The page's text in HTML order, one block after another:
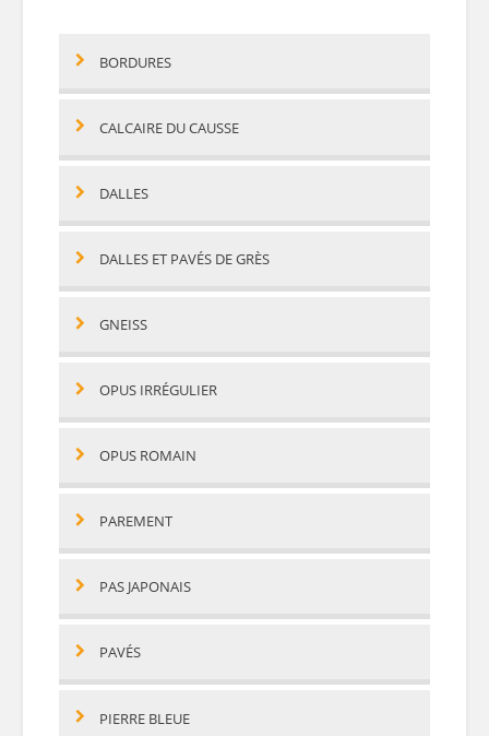
BORDURES
CALCAIRE DU CAUSSE
DALLES
DALLES ET PAVÉS DE GRÈS
GNEISS
OPUS IRRÉGULIER
OPUS ROMAIN
PAREMENT
PAS JAPONAIS
PAVÉS
PIERRE BLEUE